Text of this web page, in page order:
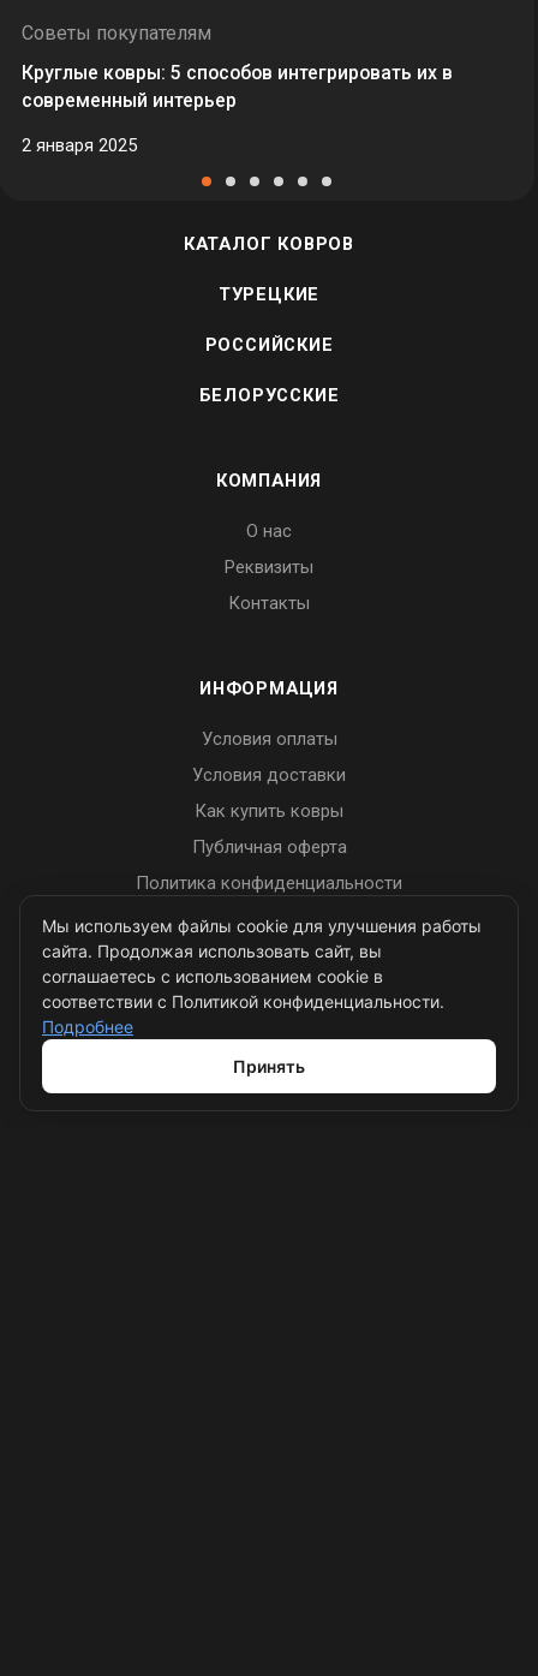
Советы покупателям
2 января 2025
Круглые ковры: 5 способов интегрировать их в
современный интерьер
КАТАЛОГ КОВРОВ
ТУРЕЦКИЕ
РОССИЙСКИЕ
БЕЛОРУССКИЕ
КОМПАНИЯ
О нас
Реквизиты
Контакты
ИНФОРМАЦИЯ
Условия оплаты
Условия доставки
Как купить ковры
Публичная оферта
Политика конфиденциальности
Пользовательское соглашение
ПОМОЩЬ
Блог
Мы используем файлы cookie для улучшения работы
сайта. Продолжая использовать сайт, вы
соглашаетесь с использованием cookie в
соответствии с Политикой конфиденциальности.
Подробнее
Принять